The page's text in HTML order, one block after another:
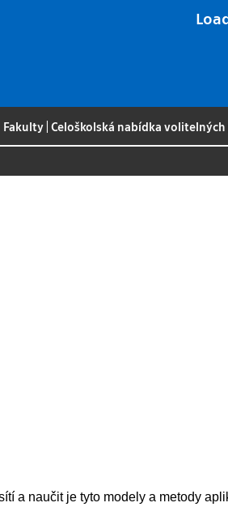
Fakulty |Celoškolská nabídka
a naučit je tyto modely a metody